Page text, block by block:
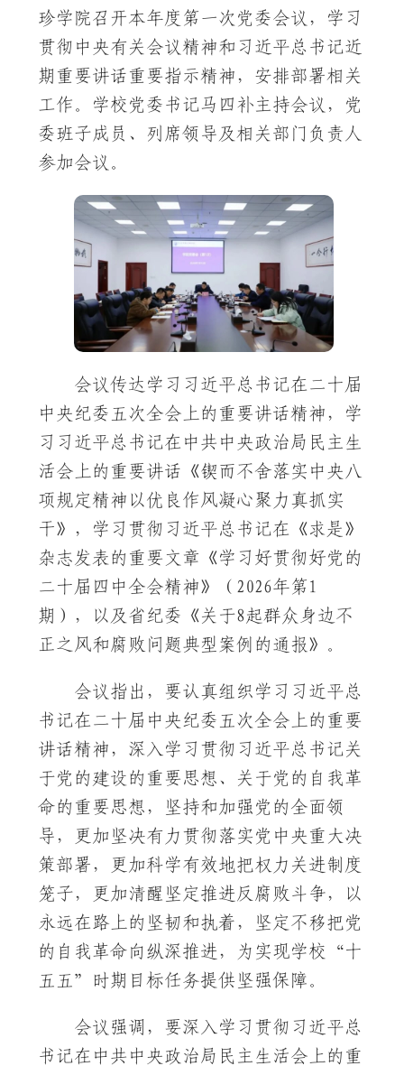
珍学院召开本年度第一次党委会议，学习
贯彻中央有关会议精神和习近平总书记近
期重要讲话重要指示精神，安排部署相关
工作。学校党委书记马四补主持会议，党
委班子成员、列席领导及相关部门负责人
参加会议。
会议传达学习习近平总书记在二十届
中央纪委五次全会上的重要讲话精神，学
习习近平总书记在中共中央政治局民主生
活会上的重要讲话《锲而不舍落实中央八
项规定精神以优良作风凝心聚力真抓实
干》，学习贯彻习近平总书记在《求是》
杂志发表的重要文章《学习好贯彻好党的
二十届四中全会精神》（2026年第1
期），以及省纪委《关于8起群众身边不
正之风和腐败问题典型案例的通报》。
会议指出，要认真组织学习习近平总
书记在二十届中央纪委五次全会上的重要
讲话精神，深入学习贯彻习近平总书记关
于党的建设的重要思想、关于党的自我革
命的重要思想，坚持和加强党的全面领
导，更加坚决有力贯彻落实党中央重大决
策部署，更加科学有效地把权力关进制度
笼子，更加清醒坚定推进反腐败斗争，以
永远在路上的坚韧和执着，坚定不移把党
的自我革命向纵深推进，为实现学校“十
五五”时期目标任务提供坚强保障。
会议强调，要深入学习贯彻习近平总
书记在中共中央政治局民主生活会上的重